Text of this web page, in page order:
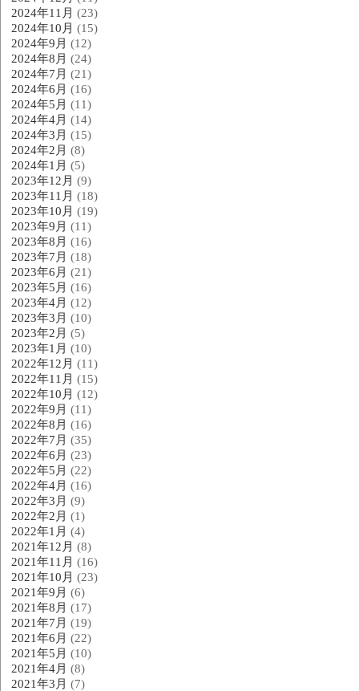
2024年11月 (23)
2024年10月 (15)
2024年9月 (12)
2024年8月 (24)
2024年7月 (21)
2024年6月 (16)
2024年5月 (11)
2024年4月 (14)
2024年3月 (15)
2024年2月 (8)
2024年1月 (5)
2023年12月 (9)
2023年11月 (18)
2023年10月 (19)
2023年9月 (11)
2023年8月 (16)
2023年7月 (18)
2023年6月 (21)
2023年5月 (16)
2023年4月 (12)
2023年3月 (10)
2023年2月 (5)
2023年1月 (10)
2022年12月 (11)
2022年11月 (15)
2022年10月 (12)
2022年9月 (11)
2022年8月 (16)
2022年7月 (35)
2022年6月 (23)
2022年5月 (22)
2022年4月 (16)
2022年3月 (9)
2022年2月 (1)
2022年1月 (4)
2021年12月 (8)
2021年11月 (16)
2021年10月 (23)
2021年9月 (6)
2021年8月 (17)
2021年7月 (19)
2021年6月 (22)
2021年5月 (10)
2021年4月 (8)
2021年3月 (7)